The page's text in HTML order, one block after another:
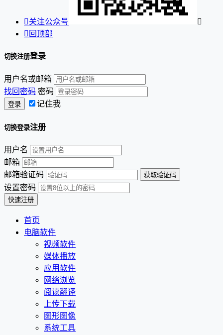
关注公众号

 回顶部
切换注册登录
用户名或邮箱
找回密码 密码
记住我
切换登录注册
用户名
邮箱
邮箱验证码
设置密码
首页
电脑软件
视频软件
媒体播放
应用软件
网络浏览
阅读翻译
上传下载
图形图像
系统工具